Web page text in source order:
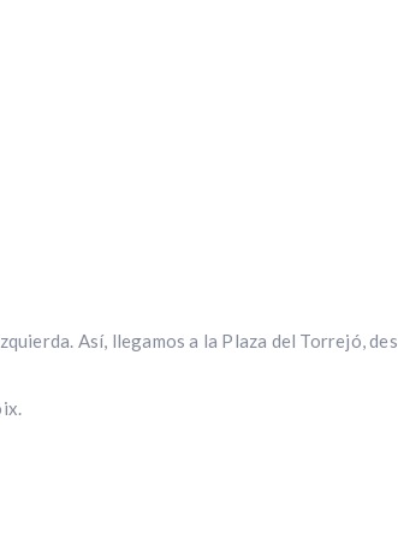
Así, llegamos a la Plaza del Torrejó,